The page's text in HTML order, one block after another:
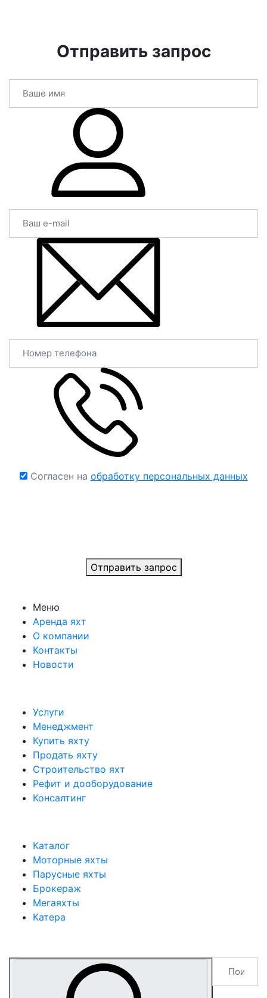
Отправить запрос
Согласен на обработку персональных данных
Отправить запрос
Меню
Аренда яхт
О компании
Контакты
Новости
Услуги
Менеджмент
Купить яхту
Продать яхту
Строительство яхт
Рефит и дооборудование
Консалтинг
Каталог
Моторные яхты
Парусные яхты
Брокераж
Мегаяхты
Катера